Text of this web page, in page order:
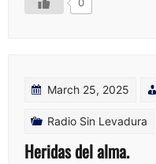
March 25, 2025
Radio Sin Levadura
Heridas del alma.